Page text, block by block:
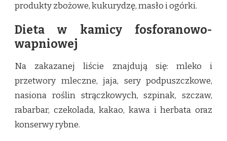
produkty zbożowe, kukurydzę, masło i ogórki.
Dieta w kamicy fosforanowo-
wapniowej
Na zakazanej liście znajdują się: mleko i
przetwory mleczne, jaja, sery podpuszczkowe,
nasiona roślin strączkowych, szpinak, szczaw,
rabarbar, czekolada, kakao, kawa i herbata oraz
konserwy rybne.